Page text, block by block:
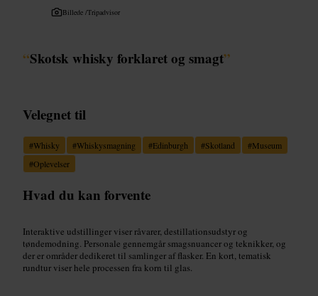
Billede /Tripadvisor
“Skotsk whisky forklaret og smagt”
Velegnet til
#Whisky #Whiskysmagning #Edinburgh #Skotland #Museum
#Oplevelser
Hvad du kan forvente
Interaktive udstillinger viser råvarer, destillationsudstyr og
tøndemodning. Personale gennemgår smagsnuancer og teknikker, og
der er områder dedikeret til samlinger af flasker. En kort, tematisk
rundtur viser hele processen fra korn til glas.